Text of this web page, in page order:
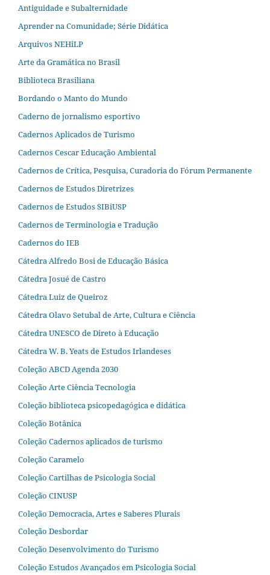
Antiguidade e Subalternidade
Aprender na Comunidade; Série Didática
Arquivos NEHiLP
Arte da Gramática no Brasil
Biblioteca Brasiliana
Bordando o Manto do Mundo
Caderno de jornalismo esportivo
Cadernos Aplicados de Turismo
Cadernos Cescar Educação Ambiental
Cadernos de Crítica, Pesquisa, Curadoria do Fórum Permanente
Cadernos de Estudos Diretrizes
Cadernos de Estudos SIBiUSP
Cadernos de Terminologia e Tradução
Cadernos do IEB
Cátedra Alfredo Bosi de Educação Básica
Cátedra Josué de Castro
Cátedra Luiz de Queiroz
Cátedra Olavo Setubal de Arte, Cultura e Ciência
Cátedra UNESCO de Direto à Educação
Cátedra W. B. Yeats de Estudos Irlandeses
Coleção ABCD Agenda 2030
Coleção Arte Ciência Tecnologia
Coleção biblioteca psicopedagógica e didática
Coleção Botânica
Coleção Cadernos aplicados de turismo
Coleção Caramelo
Coleção Cartilhas de Psicologia Social
Coleção CINUSP
Coleção Democracia, Artes e Saberes Plurais
Coleção Desbordar
Coleção Desenvolvimento do Turismo
Coleção Estudos Avançados em Psicologia Social